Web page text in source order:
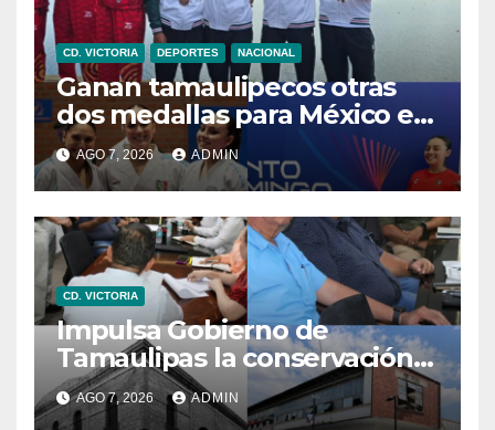
CD. VICTORIA DEPORTES NACIONAL
Ganan tamaulipecos otras
dos medallas para México en
los Juegos
Centroamericanos y del
Caribe
AGO 7, 2026 ADMIN
CD. VICTORIA
Impulsa Gobierno de
Tamaulipas la conservación
del histórico Mercado
Argüelles
AGO 7, 2026 ADMIN